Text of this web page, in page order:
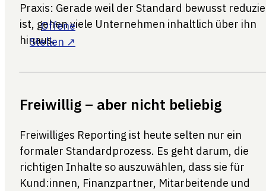
Praxis: Gerade weil der Standard bewusst
ist, gehen viele Unternehmen inhaltlich über ihn
hinaus.
Freiwillig – aber nicht beliebig
Freiwilliges Reporting ist heute selten nur ein
formaler Standardprozess. Es geht darum, die
richtigen Inhalte so auszuwählen, dass sie für
Kund:innen, Finanzpartner, Mitarbeitende und